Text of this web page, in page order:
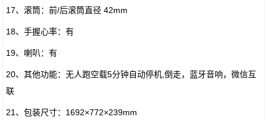
17、滚筒：前/后滚筒直径 42mm
18、手握心率：有
19、喇叭：有
20、其他功能：无人跑空载5分钟自动停机,倒走，蓝牙音响，微信互
联
21、包装尺寸：1692×772×239mm